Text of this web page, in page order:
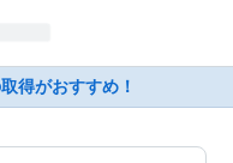
得がおすすめ！